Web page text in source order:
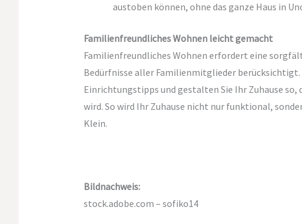
austoben können, ohne das ganze Haus in
Familienfreundliches Wohnen leicht gemacht
Familienfreundliches Wohnen erfordert eine
Bedürfnisse aller Familienmitglieder berücksichtigt.
Einrichtungstipps und gestalten Sie Ihr Zuhause so,
wird. So wird Ihr Zuhause nicht nur funktional,
Klein.
Bildnachweis:
stock.adobe.com – sofiko14